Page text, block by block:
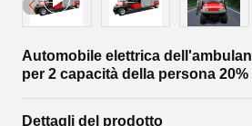
Automobile elettrica
per 2 capacità della persona
Dettagli del prodotto